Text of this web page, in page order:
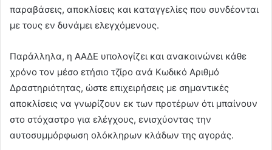
παραβάσεις, αποκλίσεις και καταγγελίες που συνδέονται
με τους εν δυνάμει ελεγχόμενους.
Παράλληλα, η ΑΑΔΕ υπολογίζει και ανακοινώνει κάθε
χρόνο τον μέσο ετήσιο τζίρο ανά Κωδικό Αριθμό
Δραστηριότητας, ώστε επιχειρήσεις με σημαντικές
αποκλίσεις να γνωρίζουν εκ των προτέρων ότι μπαίνουν
στο στόχαστρο για ελέγχους, ενισχύοντας την
αυτοσυμμόρφωση ολόκληρων κλάδων της αγοράς.